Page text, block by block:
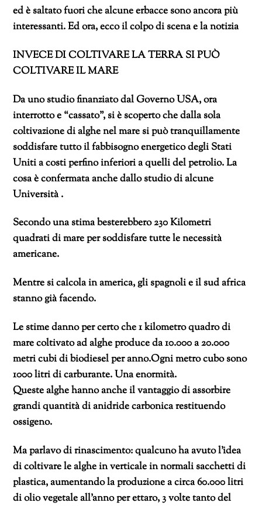
ed è saltato fuori che alcune erbacce sono ancora più
interessanti. Ed ora, ecco il colpo di scena e la notizia
INVECE DI COLTIVARE LA TERRA SI PUÒ
COLTIVARE IL MARE
Da uno studio finanziato dal Governo USA, ora
interrotto e “cassato”, si è scoperto che dalla sola
coltivazione di alghe nel mare si può tranquillamente
soddisfare tutto il fabbisogno energetico degli Stati
Uniti a costi perfino inferiori a quelli del petrolio. La
cosa è confermata anche dallo studio di alcune
Università .
Secondo una stima besterebbero 230 Kilometri
quadrati di mare per soddisfare tutte le necessità
americane.
Mentre si calcola in america, gli spagnoli e il sud africa
stanno già facendo.
Le stime danno per certo che 1 kilometro quadro di
mare coltivato ad alghe produce da 10.000 a 20.000
metri cubi di biodiesel per anno.Ogni metro cubo sono
1000 litri di carburante. Una enormità.
Queste alghe hanno anche il vantaggio di assorbire
grandi quantità di anidride carbonica restituendo
ossigeno.
Ma parlavo di rinascimento: qualcuno ha avuto l’idea
di coltivare le alghe in verticale in normali sacchetti di
plastica, aumentando la produzione a circa 60.000 litri
di olio vegetale all’anno per ettaro, 3 volte tanto del